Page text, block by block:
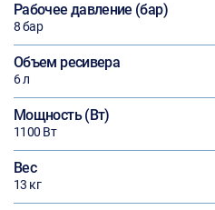
Рабочее давление (бар)
8 бар
Объем ресивера
6 л
Мощность (Вт)
1100 Вт
Вес
13 кг